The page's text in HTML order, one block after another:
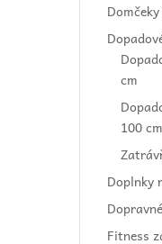
cm
100 cm
Doplnky
Fitness